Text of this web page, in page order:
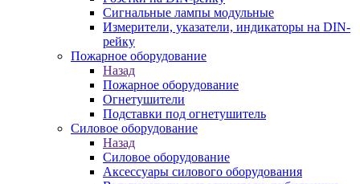
Сигнальные лампы модульные
Измерители, указатели, индикаторы на DIN-
рейку
Пожарное оборудование
Назад
Пожарное оборудование
Огнетушители
Подставки под огнетушитель
Силовое оборудование
Назад
Силовое оборудование
Аксессуары силового оборудования